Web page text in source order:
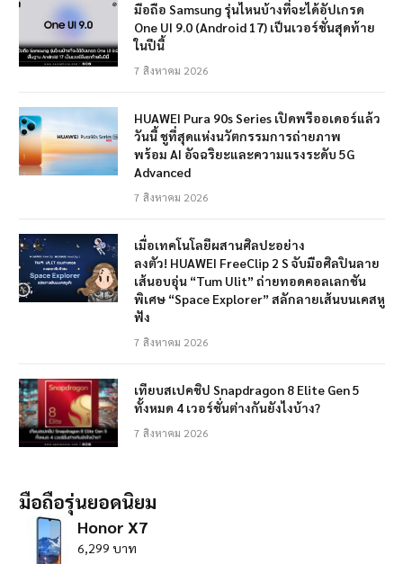
มือถือ Samsung รุ่นไหนบ้างที่จะได้อัปเกรด
One UI 9.0 (Android 17) เป็นเวอร์ชั่นสุดท้าย
ในปีนี้
7 สิงหาคม 2026
HUAWEI Pura 90s Series เปิดพรีออเดอร์แล้ว
วันนี้ ชูที่สุดแห่งนวัตกรรมการถ่ายภาพ
พร้อม AI อัจฉริยะและความแรงระดับ 5G
Advanced
7 สิงหาคม 2026
เมื่อเทคโนโลยีผสานศิลปะอย่าง
ลงตัว! HUAWEI FreeClip 2 S จับมือศิลปินลาย
เส้นอบอุ่น “Tum Ulit” ถ่ายทอดคอลเลกชัน
พิเศษ “Space Explorer” สลักลายเส้นบนเคสหู
ฟัง
7 สิงหาคม 2026
เทียบสเปคชิป Snapdragon 8 Elite Gen 5
ทั้งหมด 4 เวอร์ชั่นต่างกันยังไงบ้าง?
7 สิงหาคม 2026
มือถือรุ่นยอดนิยม
Honor X7
6,299 บาท